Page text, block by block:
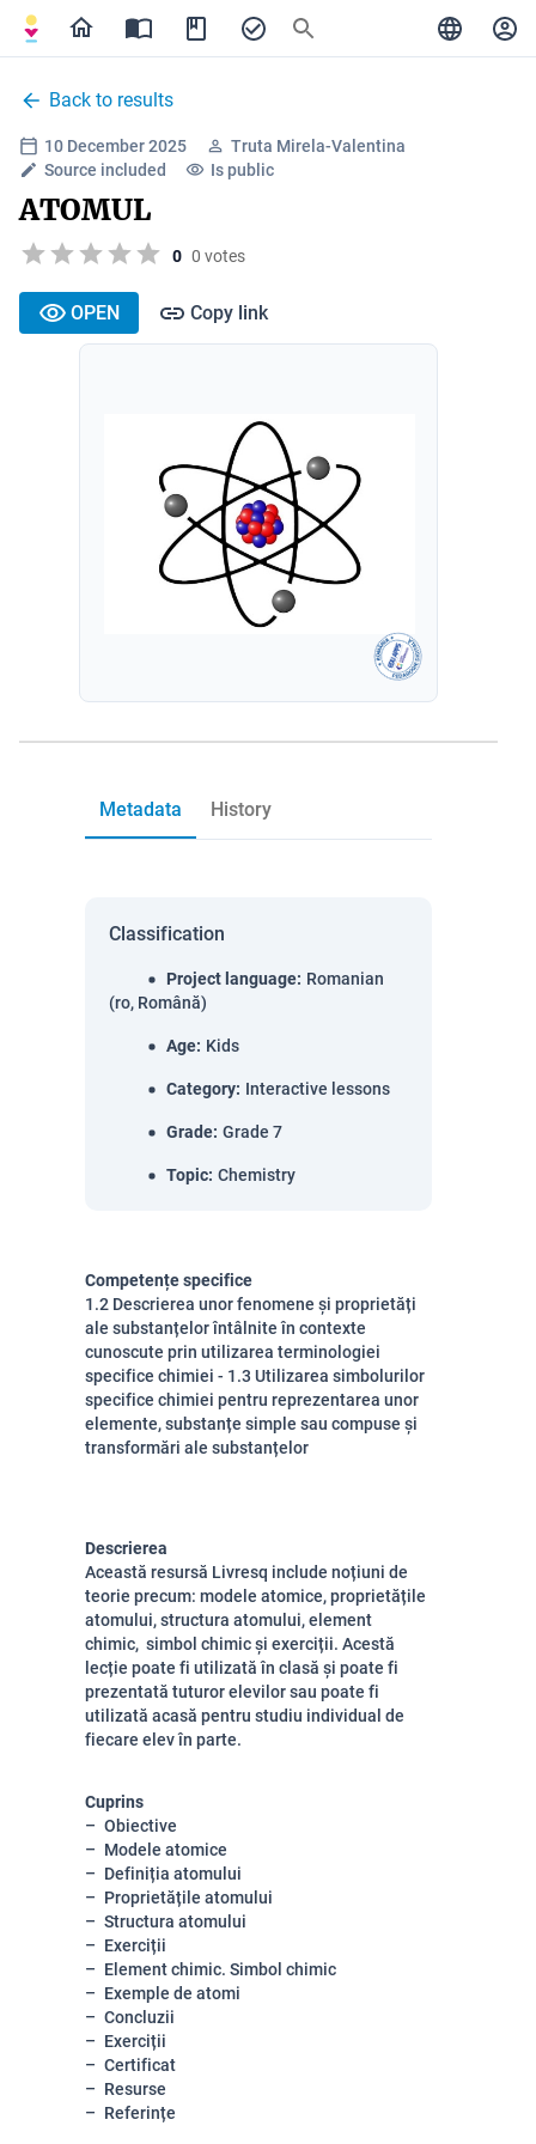
Back to results
10 December 2025
Truta Mirela-Valentina
Source included
Is public
ATOMUL
0 0 votes
OPEN Copy link
Metadata History
Classification
Project language: Romanian
(ro, Română)
Age: Kids
Category: Interactive lessons
Grade: Grade 7
Topic: Chemistry
Competențe specifice
1.2 Descrierea unor fenomene și proprietăți
ale substanțelor întâlnite în contexte
cunoscute prin utilizarea terminologiei
specifice chimiei - 1.3 Utilizarea simbolurilor
specifice chimiei pentru reprezentarea unor
elemente, substanțe simple sau compuse și
transformări ale substanțelor
Descrierea
Această resursă Livresq include noțiuni de
teorie precum: modele atomice, proprietățile
atomului, structura atomului, element
chimic, simbol chimic și exerciții. Acestă
lecție poate fi utilizată în clasă și poate fi
prezentată tuturor elevilor sau poate fi
utilizată acasă pentru studiu individual de
fiecare elev în parte.
Cuprins
Obiective
Modele atomice
Definiția atomului
Proprietățile atomului
Structura atomului
Exerciții
Element chimic. Simbol chimic
Exemple de atomi
Concluzii
Exerciții
Certificat
Resurse
Referințe